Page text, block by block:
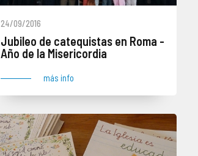
24/09/2016
Jubileo de catequistas en Roma -
Año de la Misericordia
más info